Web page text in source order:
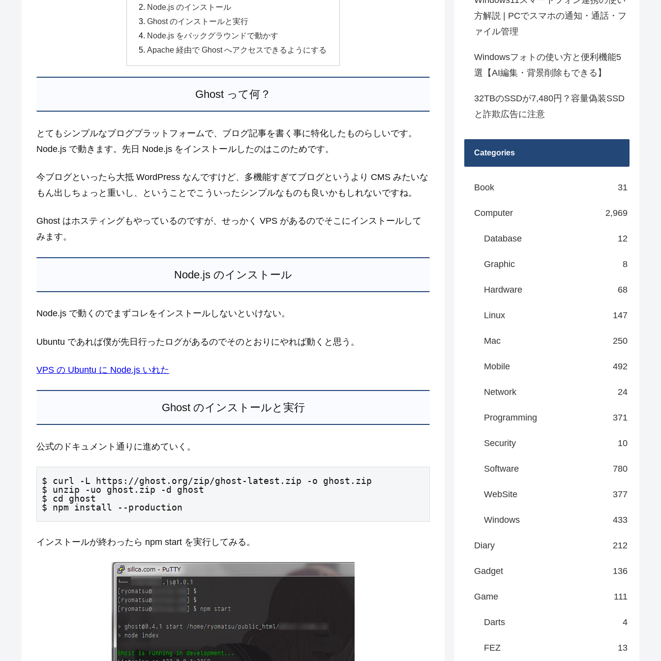
Node.js のインストール
Ghost のインストールと実行
Node.js をバックグラウンドで動かす
Apache 経由で Ghost へアクセスできるようにする
Ghost って何？
とてもシンプルなブログプラットフォームで、ブログ記事を書く事に特化したものらしいです。
Node.js で動きます。先日 Node.js をインストールしたのはこのためです。
今ブログといったら大抵 WordPress なんですけど、多機能すぎてブログというより CMS みたいな
もん出しちょっと重いし、ということでこういったシンプルなものも良いかもしれないですね。
Ghost はホスティングもやっているのですが、せっかく VPS があるのでそこにインストールして
みます。
Node.js のインストール
Node.js で動くのでまずコレをインストールしないといけない。
Ubuntu であれば僕が先日行ったログがあるのでそのとおりにやれば動くと思う。
VPS の Ubuntu に Node.js いれた
Ghost のインストールと実行
公式のドキュメント通りに進めていく。
$ curl -L https://ghost.org/zip/ghost-latest.zip -o ghost.zip
$ unzip -uo ghost.zip -d ghost
$ cd ghost
$ npm install --production
インストールが終わったら npm start を実行してみる。
方解説 | PCでスマホの通知・通話・フ
ァイル管理
Windowsフォトの使い方と便利機能5
選【AI編集・背景削除もできる】
32TBのSSDが7,480円？容量偽装SSD
と詐欺広告に注意
Categories
Book 31
Computer 2,969
Database 12
Graphic 8
Hardware 68
Linux 147
Mac 250
Mobile 492
Network 24
Programming 371
Security 10
Software 780
WebSite 377
Windows 433
Diary 212
Gadget 136
Game 111
Darts 4
FEZ 13